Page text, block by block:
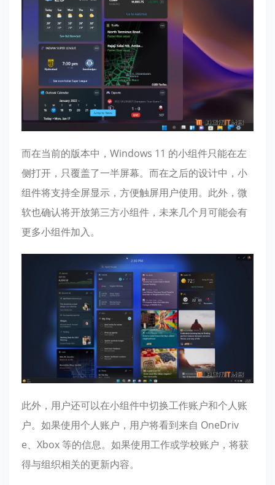
而在当前的版本中，Windows 11 的小组件只能在左
侧打开，只覆盖了一半屏幕。而在之后的设计中，小
组件将支持全屏显示 ，方便触屏用户使用。此外， 微
软也确认将开放第三方小组件 ，未来几个月可能会有
更多小组件加入。
此外，用户还可以在小组件中切换工作账户和个人账
户。如果使用个人账户，用户将看到来自 OneDriv
e、Xbox 等的信息。如果使用工作或学校账户，将获
得与组织相关的更新内容。